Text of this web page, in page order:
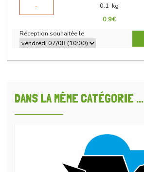
-
0.1 kg
0.9€
Réception souhaitée le
DANS LA MÊME CATÉGORIE ...